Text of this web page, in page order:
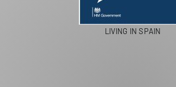
LIVING IN SPAIN